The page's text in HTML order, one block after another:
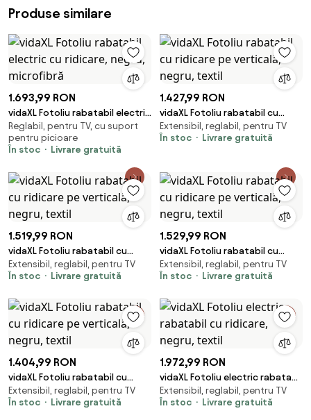
Produse similare
1.693,99 RON
vidaXL Fotoliu rabatabil electric
cu ridicare, negru, microfibră
Reglabil, pentru TV, cu suport
pentru picioare
În stoc
Livrare gratuită
1.427,99 RON
vidaXL Fotoliu rabatabil cu
ridicare pe verticală, negru,
textil
Extensibil, reglabil, pentru TV
În stoc
Livrare gratuită
1.519,99 RON
vidaXL Fotoliu rabatabil cu
ridicare pe verticală, negru,
textil
Extensibil, reglabil, pentru TV
În stoc
Livrare gratuită
1.529,99 RON
vidaXL Fotoliu rabatabil cu
ridicare pe verticală, negru,
textil
Extensibil, reglabil, pentru TV
În stoc
Livrare gratuită
1.404,99 RON
vidaXL Fotoliu rabatabil cu
ridicare pe verticală, negru,
textil
Extensibil, reglabil, pentru TV
În stoc
Livrare gratuită
1.972,99 RON
vidaXL Fotoliu electric rabatabil
cu ridicare, negru, textil
Extensibil, reglabil, pentru TV
În stoc
Livrare gratuită